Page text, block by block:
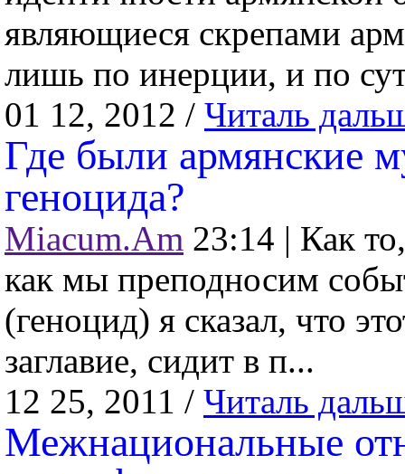
являющиеся скрепами
лишь по инерции, и по
01 12, 2012 / Читаль
Где были армянские
геноцида?
Miacum.Am 23:14 | Как
как мы преподносим
(геноцид) я сказал, что
заглавие, сидит в п...
12 25, 2011 / Читаль
Межнациональные